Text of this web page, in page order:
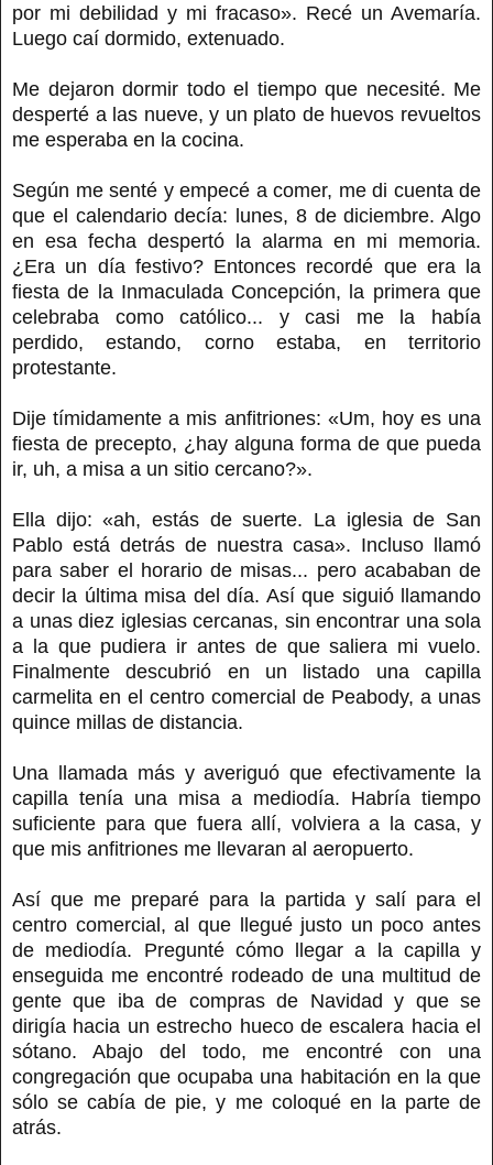
por mi debilidad y mi fracaso». Recé un Avemaría.
Luego caí dormido, extenuado.
Me dejaron dormir todo el tiempo que necesité. Me
desperté a las nueve, y un plato de huevos revueltos
me esperaba en la cocina.
Según me senté y empecé a comer, me di cuenta de
que el calendario decía: lunes, 8 de diciembre. Algo
en esa fecha despertó la alarma en mi memoria.
¿Era un día festivo? Entonces recordé que era la
fiesta de la Inmaculada Concepción, la primera que
celebraba como católico... y casi me la había
perdido, estando, corno estaba, en territorio
protestante.
Dije tímidamente a mis anfitriones: «Um, hoy es una
fiesta de precepto, ¿hay alguna forma de que pueda
ir, uh, a misa a un sitio cercano?».
Ella dijo: «ah, estás de suerte. La iglesia de San
Pablo está detrás de nuestra casa». Incluso llamó
para saber el horario de misas... pero acababan de
decir la última misa del día. Así que siguió llamando
a unas diez iglesias cercanas, sin encontrar una sola
a la que pudiera ir antes de que saliera mi vuelo.
Finalmente descubrió en un listado una capilla
carmelita en el centro comercial de Peabody, a unas
quince millas de distancia.
Una llamada más y averiguó que efectivamente la
capilla tenía una misa a mediodía. Habría tiempo
suficiente para que fuera allí, volviera a la casa, y
que mis anfitriones me llevaran al aeropuerto.
Así que me preparé para la partida y salí para el
centro comercial, al que llegué justo un poco antes
de mediodía. Pregunté cómo llegar a la capilla y
enseguida me encontré rodeado de una multitud de
gente que iba de compras de Navidad y que se
dirigía hacia un estrecho hueco de escalera hacia el
sótano. Abajo del todo, me encontré con una
congregación que ocupaba una habitación en la que
sólo se cabía de pie, y me coloqué en la parte de
atrás.